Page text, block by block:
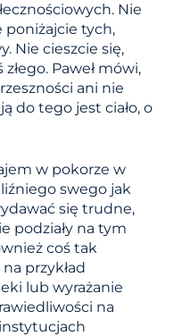
Nie
poniżajcie tych,
Nie cieszcie się,
Paweł mówi,
ani nie
do tego jest ciało, o
w pokorze w
swego jak
się trudne,
podziały na tym
coś tak
przykład
lub wyrażanie
na